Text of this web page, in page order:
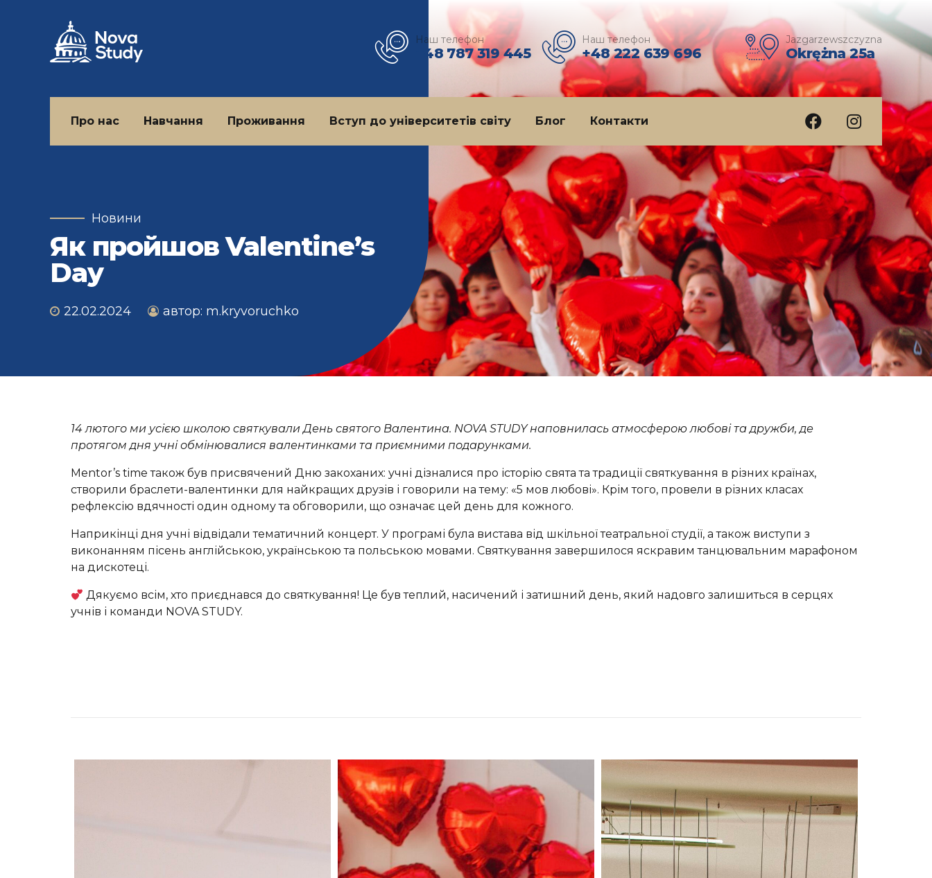
Наш телефон
+48 787 319 445
Наш телефон
+48 222 639 696
Jazgarzewszczyzna
Okrężna 25a
Про нас Навчання Проживання Вступ до університетів світу Блог Контакти
Новини
Як пройшов Valentine’s
Day
22.02.2024 автор: m.kryvoruchko
14 лютого ми усією школою святкували День святого Валентина. NOVA STUDY наповнилась атмосферою любові та дружби, де
протягом дня учні обмінювалися валентинками та приємними подарунками.
Mentor’s time також був присвячений Дню закоханих: учні дізналися про історію свята та традиції святкування в різних країнах,
створили браслети-валентинки для найкращих друзів і говорили на тему: «5 мов любові». Крім того, провели в різних класах
рефлексію вдячності один одному та обговорили, що означає цей день для кожного.
Наприкінці дня учні відвідали тематичний концерт. У програмі була вистава від шкільної театральної студії, а також виступи з
виконанням пісень англійською, українською та польською мовами. Святкування завершилося яскравим танцювальним марафоном
на дискотеці.
Дякуємо всім, хто приєднався до святкування! Це був теплий, насичений і затишний день, який надовго залишиться в серцях
учнів і команди NOVA STUDY.